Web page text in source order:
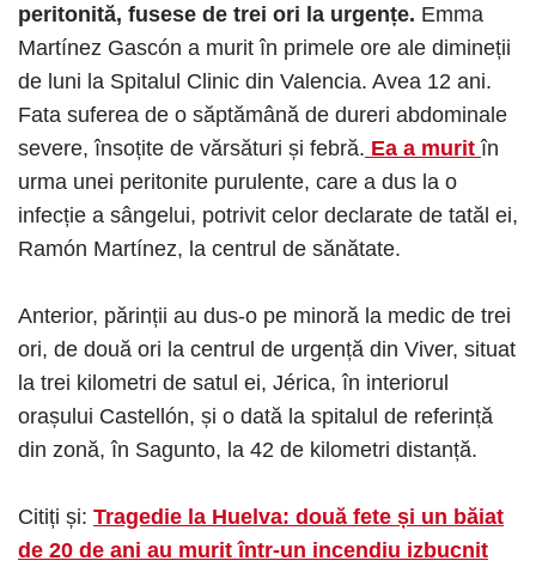
peritonită, fusese de trei ori la urgențe. Emma
Martínez Gascón a murit în primele ore ale dimineții
de luni la Spitalul Clinic din Valencia. Avea 12 ani.
Fata suferea de o săptămână de dureri abdominale
severe, însoțite de vărsături și febră. Ea a muritîn
urma unei peritonite purulente, care a dus la o
infecție a sângelui, potrivit celor declarate de tatăl ei,
Ramón Martínez, la centrul de sănătate.
Anterior, părinții au dus-o pe minoră la medic de trei
ori, de două ori la centrul de urgență din Viver, situat
la trei kilometri de satul ei, Jérica, în interiorul
orașului Castellón, și o dată la spitalul de referință
din zonă, în Sagunto, la 42 de kilometri distanță.
Citiți și: Tragedie la Huelva: două fete și un băiat
de 20 de ani au murit într-un incendiu izbucnit